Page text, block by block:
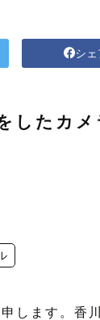
シェ
したカメ
します。香